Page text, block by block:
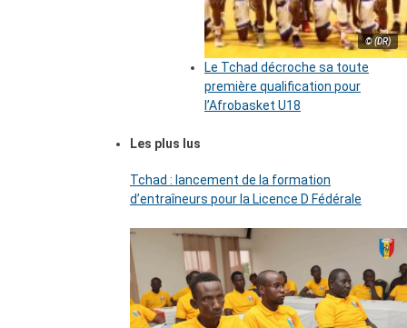
© (DR)
Le Tchad décroche sa toute
première qualification pour
l’Afrobasket U18
Les plus lus
Tchad : lancement de la formation
d’entraîneurs pour la Licence D Fédérale